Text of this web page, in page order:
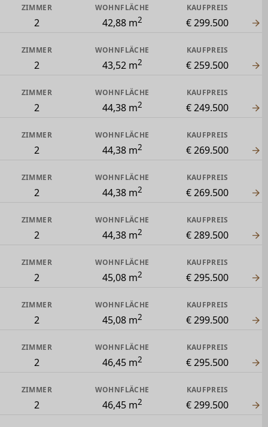
ZIMMER
2
WOHNFLÄCHE
42,88 m2
KAUFPREIS
€ 299.500
ZIMMER
2
WOHNFLÄCHE
43,52 m2
KAUFPREIS
€ 259.500
ZIMMER
2
WOHNFLÄCHE
44,38 m2
KAUFPREIS
€ 249.500
ZIMMER
2
WOHNFLÄCHE
44,38 m2
KAUFPREIS
€ 269.500
ZIMMER
2
WOHNFLÄCHE
44,38 m2
KAUFPREIS
€ 269.500
ZIMMER
2
WOHNFLÄCHE
44,38 m2
KAUFPREIS
€ 289.500
ZIMMER
2
WOHNFLÄCHE
45,08 m2
KAUFPREIS
€ 295.500
ZIMMER
2
WOHNFLÄCHE
45,08 m2
KAUFPREIS
€ 299.500
ZIMMER
2
WOHNFLÄCHE
46,45 m2
KAUFPREIS
€ 295.500
ZIMMER
2
WOHNFLÄCHE
46,45 m2
KAUFPREIS
€ 299.500